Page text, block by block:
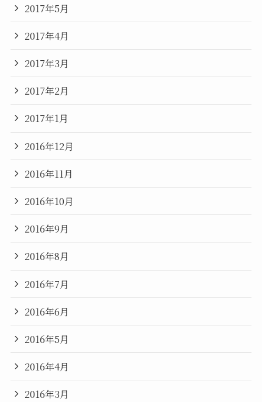
2017年5月
2017年4月
2017年3月
2017年2月
2017年1月
2016年12月
2016年11月
2016年10月
2016年9月
2016年8月
2016年7月
2016年6月
2016年5月
2016年4月
2016年3月